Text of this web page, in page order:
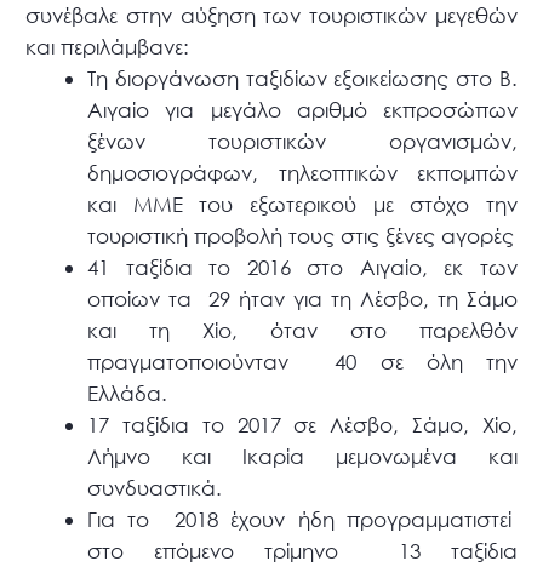
συνέβαλε στην αύξηση των τουριστικών μεγεθών
και περιλάμβανε:
Τη διοργάνωση ταξιδίων εξοικείωσης στο Β.
Αιγαίο για μεγάλο αριθμό εκπροσώπων
ξένων τουριστικών οργανισμών,
δημοσιογράφων, τηλεοπτικών εκπομπών
και ΜΜΕ του εξωτερικού με στόχο την
τουριστική προβολή τους στις ξένες αγορές
41 ταξίδια το 2016 στο Αιγαίο, εκ των
οποίων τα 29 ήταν για τη Λέσβο, τη Σάμο
και τη Χίο, όταν στο παρελθόν
πραγματοποιούνταν 40 σε όλη την
Ελλάδα.
17 ταξίδια το 2017 σε Λέσβο, Σάμο, Χίο,
Λήμνο και Ικαρία μεμονωμένα και
συνδυαστικά.
Για το 2018 έχουν ήδη προγραμματιστεί
στο επόμενο τρίμηνο 13 ταξίδια